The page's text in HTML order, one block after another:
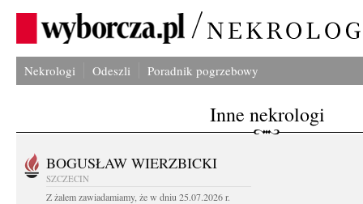
Nekrologi Odeszli Poradnik pogrzebowy
Inne nekrologi
BOGUSŁAW WIERZBICKI
SZCZECIN
Z żalem zawiadamiamy, że w dniu 25.07.2026 r.